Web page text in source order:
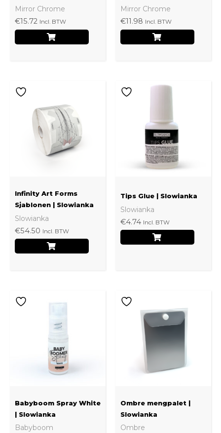
Mirror Chrome
€15.72 Incl. BTW
Mirror Chrome
€11.98 Incl. BTW
Infinity Art Forms
Sjablonen | Slowianka
Slowianka
€54.50 Incl. BTW
Tips Glue | Slowianka
Slowianka
€4.74 Incl. BTW
Babyboom Spray White
| Slowianka
Babyboom
Ombre mengpalet |
Slowianka
Ombre